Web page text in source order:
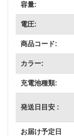
容量:
電圧:
商品コード:
カラー:
充電池種類:
発送日目安 :
お届け予定日